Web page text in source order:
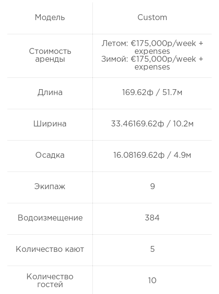
Модель Custom
Стоимость
аренды
Летом: €175,000p/week +
expenses
Зимой: €175,000p/week +
expenses
Длина 169.62ф / 51.7м
Ширина 33.46169.62ф / 10.2м
Осадка 16.08169.62ф / 4.9м
Экипаж 9
Водоизмещение 384
Количество кают 5
Количество
гостей
10